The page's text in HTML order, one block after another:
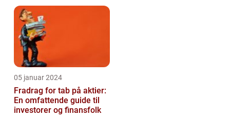
over tid
05 januar 2024
Fradrag for tab på aktier:
En omfattende guide til
investorer og finansfolk